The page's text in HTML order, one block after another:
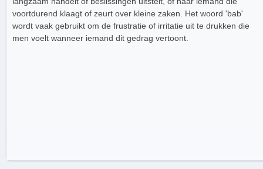
voortdurend klaagt of zeurt over kleine zaken. Het woord 'bab'
wordt vaak gebruikt om de frustratie of irritatie uit te drukken die
men voelt wanneer iemand dit gedrag vertoont.